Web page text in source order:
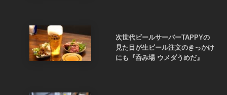
次世代ビールサーバーTAPPYの
見た目が生ビール注文のきっかけ
にも『呑み場 ウメダうめだ』